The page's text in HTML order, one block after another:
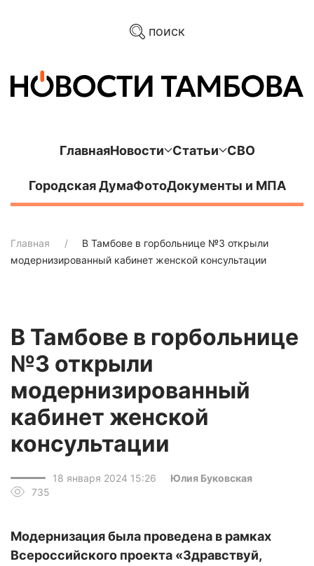
поиск
ГлавнаяНовости Статьи СВО
Городская ДумаФотоДокументы и МПА
Главная
В Тамбове в горбольнице №3 открыли
модернизированный кабинет женской консультации
В Тамбове в горбольнице
№3 открыли
модернизированный
кабинет женской
консультации
18 января 2024 15:26
Юлия Буковская
735
Модернизация была проведена в рамках
Всероссийского проекта «Здравствуй,